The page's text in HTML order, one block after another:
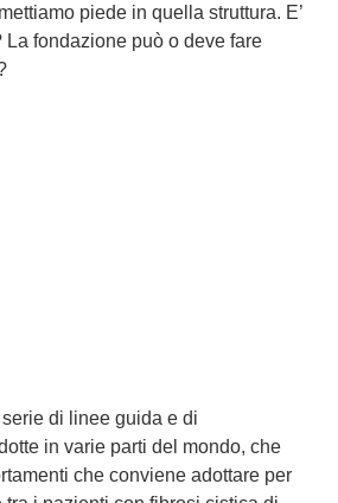
piede in quella struttura. E’
La fondazione può o deve fare
di linee guida e di
in varie parti del mondo, che
che conviene adottare per